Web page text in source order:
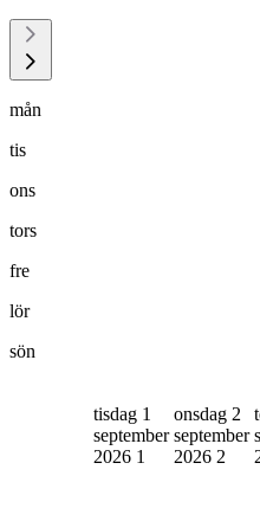
mån
tis
ons
tors
fre
lör
sön
tisdag 1
september
2026 1
onsdag 2
september
2026 2